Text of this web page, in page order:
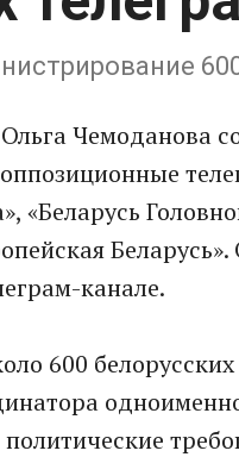
Чемоданова
«Беларусь
канале.
600